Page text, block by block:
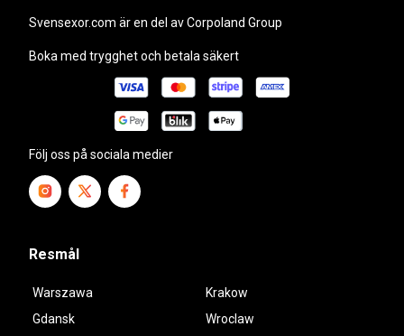
svensexor.com är en del av Corpoland Group
Boka med trygghet och betala säkert
Följ oss på sociala medier
Resmål
Warszawa
Krakow
Gdansk
Wroclaw